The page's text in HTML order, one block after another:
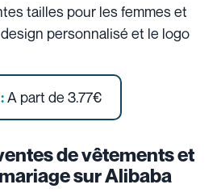
tailles pour les femmes et
personnalisé et le logo
A part de 3.77€
de vêtements et
sur Alibaba